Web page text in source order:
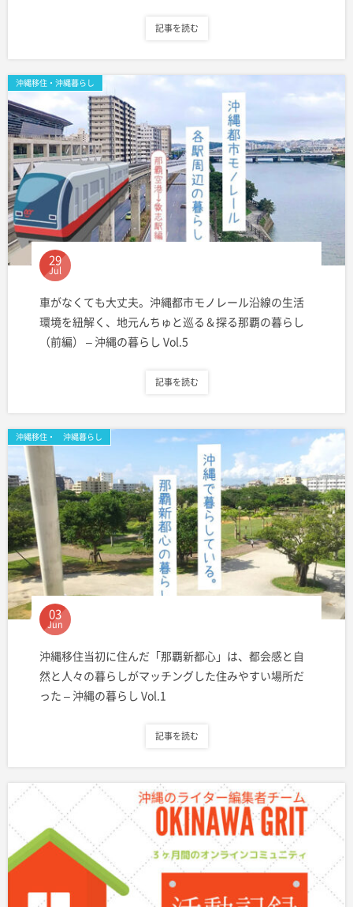
記事を読む
沖縄移住・沖縄暮らし
29
Jul
車がなくても大丈夫。沖縄都市モノレール沿線の生活
環境を紐解く、地元んちゅと巡る＆探る那覇の暮らし
（前編） – 沖縄の暮らし Vol.5
記事を読む
沖縄移住・ 沖縄暮らし
03
Jun
沖縄移住当初に住んだ「那覇新都心」は、都会感と自
然と人々の暮らしがマッチングした住みやすい場所だ
った – 沖縄の暮らし Vol.1
記事を読む